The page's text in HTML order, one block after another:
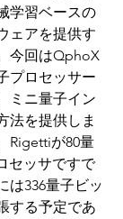
学習ベースの
ェアを提供す
今回はQphoX
プロセッサー
ミニ量子イン
法を提供しま
Rigettiが80量
セッサですで
は336量子ビッ
する予定であ